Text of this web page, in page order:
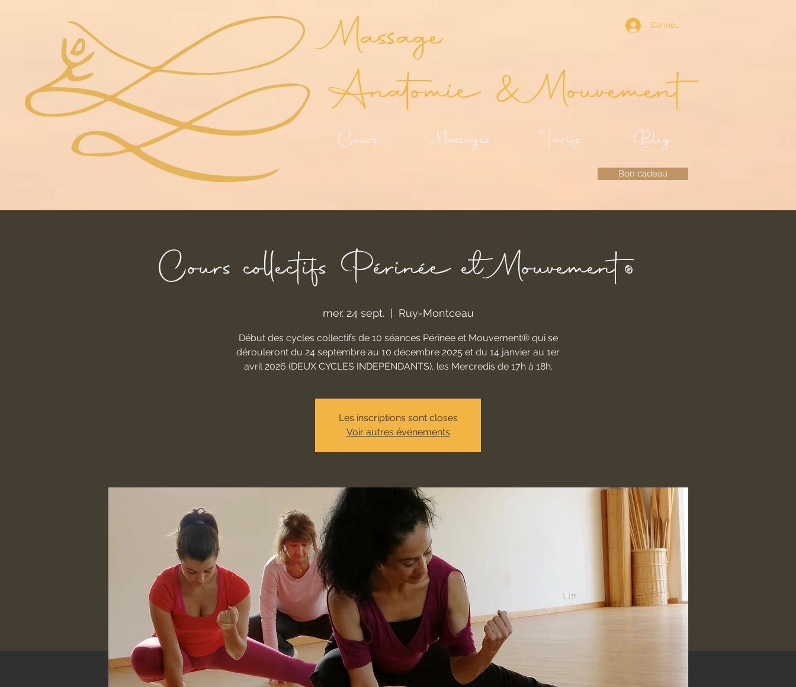
Massage
Anatomie & Mouvement
Connexion
Cours Massages Tarifs Blog
Bon cadeau
Cours collectifs Périnée et Mouvement®
mer. 24 sept.
  |
Ruy-Montceau
Début des cycles collectifs de 10 séances Périnée et Mouvement® qui se
dérouleront du 24 septembre au 10 décembre 2025 et du 14 janvier au 1er
avril 2026 (DEUX CYCLES INDEPENDANTS), les Mercredis de 17h à 18h.
Les inscriptions sont closes
Voir autres événements